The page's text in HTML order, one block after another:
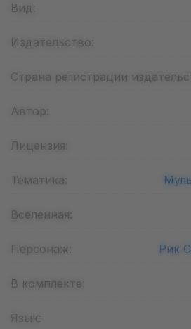
Вид:
Издательство:
Страна регистрации
Автор:
Лицензия:
Тематика:
Вселенная:
Персонаж: Рик
В комплекте:
Язык: